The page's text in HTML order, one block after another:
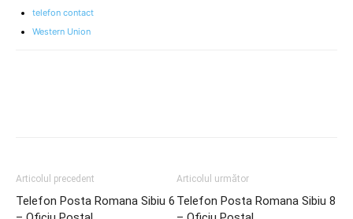
telefon contact
Western Union
Articolul precedent
Telefon Posta Romana Sibiu 6
Articolul următor
Telefon Posta Romana Sibiu 8